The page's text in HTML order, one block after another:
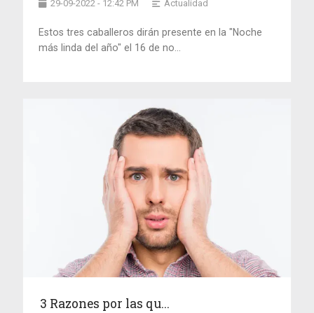
29-09-2022 - 12:42 PM Actualidad
Estos tres caballeros dirán presente en la "Noche
más linda del año" el 16 de no...
3 Razones por las qu...